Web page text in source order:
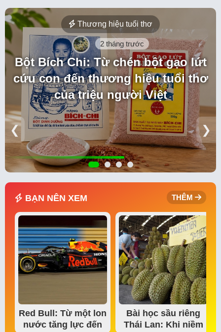
Thương hiệu tuổi thơ
2 tháng trước
Bột Bích Chi: Từ chén bột gạo lứt
cứu con đến thương hiệu tuổi thơ
của triệu người Việt
❮ ❯
BẠN NÊN XEM THÊM
Red Bull: Từ một lon
nước tăng lực đến
Bài học sầu riêng
Thái Lan: Khi niềm